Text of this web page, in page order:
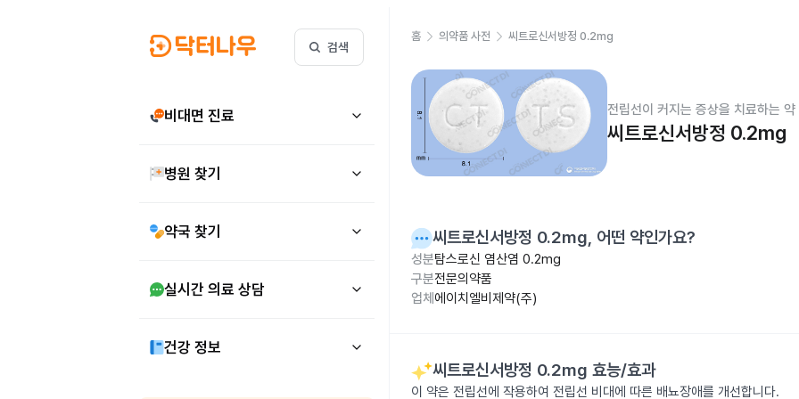
검색
비대면 진료
병원 찾기
약국 찾기
실시간 의료 상담
건강 정보
홈 의약품 사전 씨트로신서방정 0.2mg
전립선이 커지는 증상을 치료하는 약
씨트로신서방정 0.2mg
씨트로신서방정 0.2mg, 어떤 약인가요?
성분탐스로신 염산염 0.2mg
구분전문의약품
업체 에이치엘비제약(주)
씨트로신서방정 0.2mg 효능/효과
이 약은 전립선에 작용하여 전립선 비대에 따른 배뇨장애를 개선합니다.